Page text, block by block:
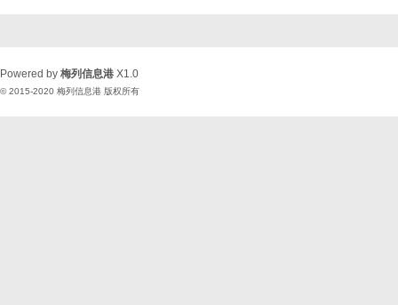
Powered by 梅列信息港 X1.0
© 2015-2020 梅列信息港 版权所有